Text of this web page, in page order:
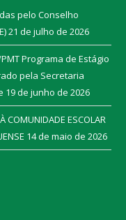
pelo Conselho
21 de julho de 2026
PMT Programa de Estágio
pela Secretaria
19 de junho de 2026
COMUNIDADE ESCOLAR
14 de maio de 2026